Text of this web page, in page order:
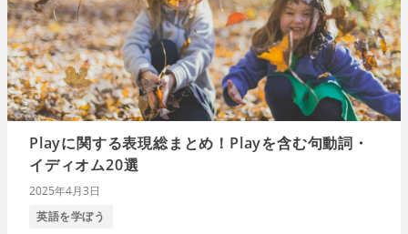
Playに関する表現総まとめ！Playを含む句動詞・
イディオム20選
2025年4月3日
英語を学ぼう